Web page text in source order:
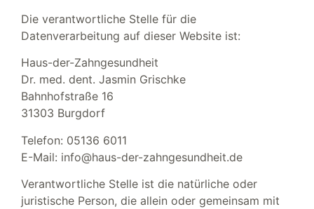
Die verantwortliche Stelle für die
Datenverarbeitung auf dieser Website ist:
Haus-der-Zahngesundheit
Dr. med. dent. Jasmin Grischke
Bahnhofstraße 16
31303 Burgdorf
Telefon: 05136 6011
E-Mail: info@haus-der-zahngesundheit.de
Verantwortliche Stelle ist die natürliche oder
juristische Person, die allein oder gemeinsam mit